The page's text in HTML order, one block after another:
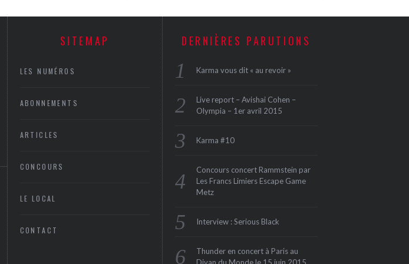
SITEMAP
LES NUMÉROS
ABONNEMENTS
ARTICLES
CONCOURS
LE LOCAL
CONTACT
DERNIÈRES PARUTIONS
Karma vous dit « au revoir »
Live report – Avishai Cohen –
Olympia – 1er avril 2015
Karma #10
Concours concert Rammstein par
Les Francs Limiers Escape Game
Metz
Interview : Serious Black
Thunder en concert à Paris au
Divan du Monde le 15 juin 2015